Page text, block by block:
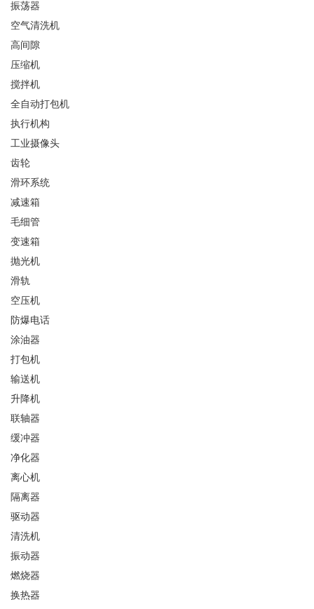
振荡器
空气清洗机
高间隙
压缩机
搅拌机
全自动打包机
执行机构
工业摄像头
齿轮
滑环系统
减速箱
毛细管
变速箱
抛光机
滑轨
空压机
防爆电话
涂油器
打包机
输送机
升降机
联轴器
缓冲器
净化器
离心机
隔离器
驱动器
清洗机
振动器
燃烧器
换热器